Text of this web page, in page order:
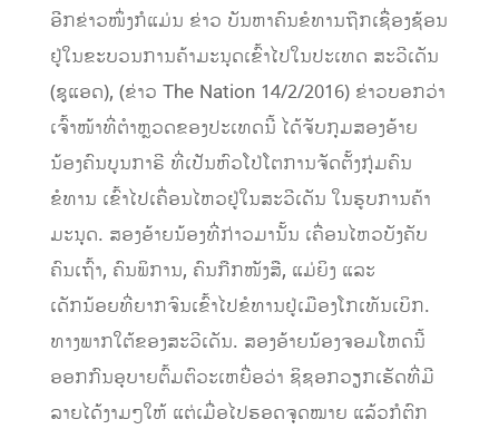
ອີກຂ່າວໜຶ່ງກໍແມ່ນ ຂ່າວ ບັນຫາຄົນຂໍທານຖືກເຊື່ອງຊ້ອນ
ຢູ່ໃນຂະບວນການຄ້າມະນຸດເຂົ້າໄປໃນປະເທດ ສະວີເດັນ
(ຊູແອດ), (ຂ່າວ The Nation 14/2/2016) ຂ່າວບອກວ່າ
ເຈົ້າໜ້າທີ່ຕຳຫຼວດຂອງປະເທດນີ້ ໄດ້ຈັບກຸມສອງອ້າຍ
ນ້ອງຄົນບູນກາຣີ ທີ່ເປັນຫົວໂປ່ໂຕການຈັດຕັ້ງກຸ່ມຄົນ
ຂໍທານ ເຂົ້າໄປເຄື່ອນໄຫວຢູ່ໃນສະວີເດັນ ໃນຮູບການຄ້າ
ມະນຸດ. ສອງອ້າຍນ້ອງທີ່ກ່າວມານັ້ນ ເຄື່ອນໄຫວບັງຄັບ
ຄົນເຖົ້າ, ຄົນພິການ, ຄົນກືກໜັງສື, ແມ່ຍິງ ແລະ
ເດັກນ້ອຍທີ່ຍາກຈົນເຂົ້າໄປຂໍທານຢູ່ເມືອງໂກເທັນເບິກ.
ທາງພາກໃຕ້ຂອງສະວີເດັນ. ສອງອ້າຍນ້ອງຈອມໂຫດນີ້
ອອກກົນອຸບາຍຕົ້ມຕົວະເຫຍື່ອວ່າ ຊິຊອກວຽກເຮັດທີ່ມີ
ລາຍໄດ້ງາມໆໃຫ້ ແຕ່ເມື່ອໄປຮອດຈຸດໝາຍ ແລ້ວກໍຕົກ